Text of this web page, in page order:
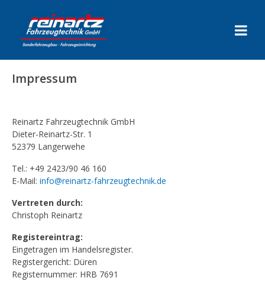
Impressum
Reinartz Fahrzeugtechnik GmbH
Dieter-Reinartz-Str. 1
52379 Langerwehe
Tel.: +49 2423/90 46 160
E-Mail: info@reinartz-fahrzeugtechnik.de
Vertreten durch:
Christoph Reinartz
Registereintrag:
Eingetragen im Handelsregister.
Registergericht: Düren
Registernummer: HRB 7691